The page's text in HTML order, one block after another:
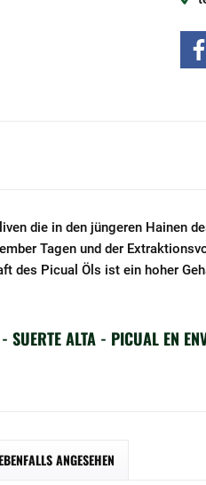
die in den jüngeren Hainen
Tagen und der
des Picual Öls ist ein hoher
SUERTE ALTA - PICUAL EN
ANGESEHEN